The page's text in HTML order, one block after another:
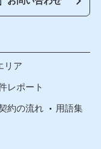
リア
レポート
約の流れ 用語集